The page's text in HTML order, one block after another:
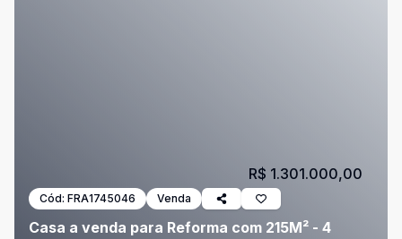
Cód: FRA1745046 Venda
Casa a venda para Reforma com 215M² - 4
R$ 1.301.000,00